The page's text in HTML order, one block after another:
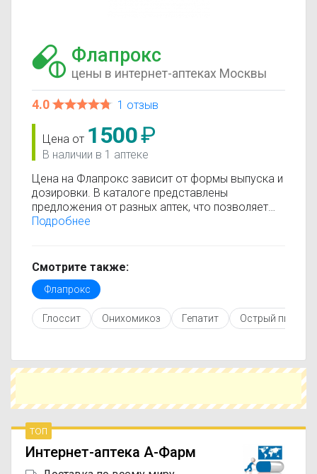
Флапрокс
цены в интернет-аптеках Москвы
4.0 1 отзыв
Цена от 1500₽
В наличии в 1 аптеке
Цена на Флапрокс зависит от формы выпуска и
дозировки. В каталоге представлены
предложения от разных аптек, что позволяет
быстро найти, где купить Флапрокс по
только актуальные данные.
Перед покупкой рекомендуется ознакомиться с
инструкцией по применению, показаниями и
противопоказаниями. При необходимости вы
можете подобрать аналоги Флапрокс с
Чтобы купить Флапрокс в ближайшей аптеке,
укажите свой город и сравните предложения.
оптимальный вариант по цене и наличию.
Подробнее
Смотрите также:
Флапрокс
Глоссит Онихомикоз Гепатит Острый
топ
Интернет-аптека А-Фарм